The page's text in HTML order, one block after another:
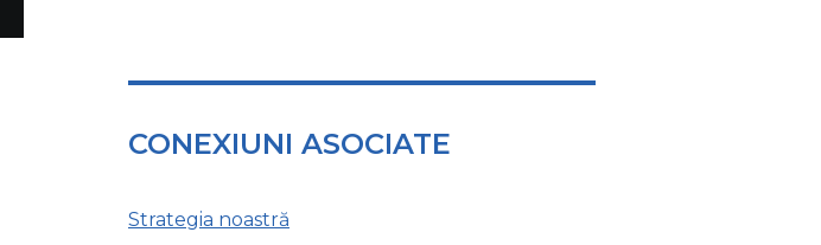
CONEXIUNI ASOCIATE
Strategia noastră